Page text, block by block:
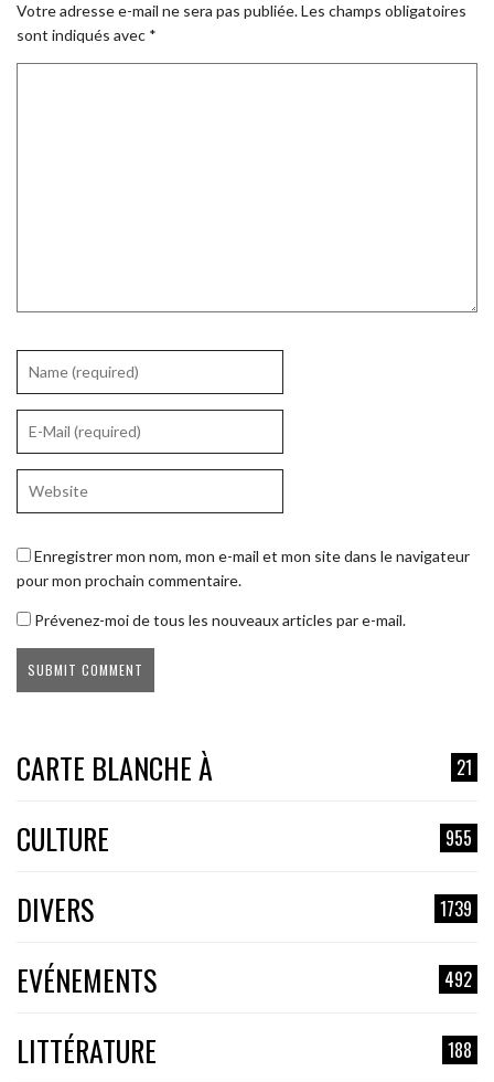
Votre adresse e-mail ne sera pas publiée.Les champs obligatoires
sont indiqués avec *
Enregistrer mon nom, mon e-mail et mon site dans le navigateur
pour mon prochain commentaire.
Prévenez-moi de tous les nouveaux articles par e-mail.
CARTE BLANCHE À 21
CULTURE 955
DIVERS 1739
EVÉNEMENTS 492
LITTÉRATURE 188